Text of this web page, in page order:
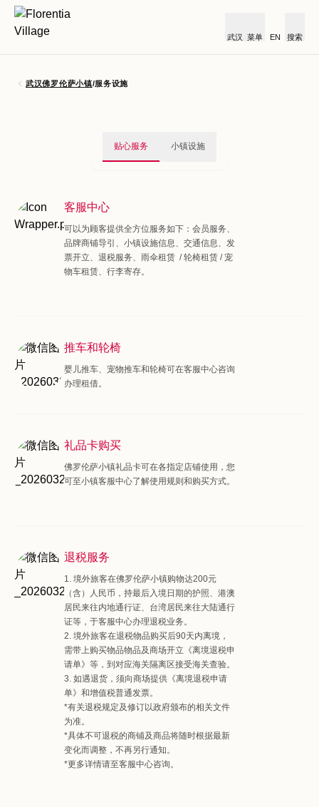
武汉 菜单 EN 搜索
武汉佛罗伦萨小镇/服务设施
贴心服务 小镇设施
客服中心
可以为顾客提供全方位服务如下：会员服务、
品牌商铺导引、小镇设施信息、交通信息、发
票开立、退税服务、雨伞租赁 / 轮椅租赁 / 宠
物车租赁、行李寄存。
推车和轮椅
婴儿推车、宠物推车和轮椅可在客服中心咨询
办理租借。
礼品卡购买
佛罗伦萨小镇礼品卡可在各指定店铺使用，您
可至小镇客服中心了解使用规则和购买方式。
退税服务
1. 境外旅客在佛罗伦萨小镇购物达200元
（含）人民币，持最后入境日期的护照、港澳
居民来往内地通行证、台湾居民来往大陆通行
证等，于客服中心办理退税业务。
2. 境外旅客在退税物品购买后90天内离境，
需带上购买物品物品及商场开立《离境退税申
请单》等，到对应海关隔离区接受海关查验。
3. 如遇退货，须向商场提供《离境退税申请
单》和增值税普通发票。
*有关退税规定及修订以政府颁布的相关文件
为准。
*具体不可退税的商铺及商品将随时根据最新
变化而调整，不再另行通知。
*更多详情请至客服中心咨询。